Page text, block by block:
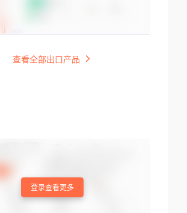
查看全部出口产品
登录查看更多